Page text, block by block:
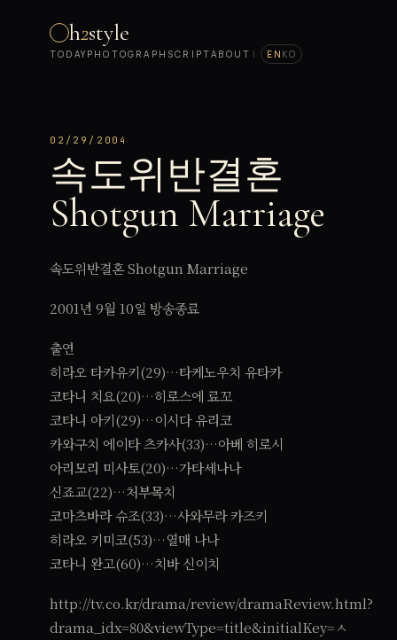
h2style
TODAY PHOTOGRAPH SCRIPTABOUT | EN KO
02/29/2004
속도위반결혼
Shotgun Marriage
속도위반결혼 Shotgun Marriage
2001년 9월 10일 방송종료
출연
히라오 타카유키(29)…타케노우치 유타카
코타니 치요(20)…히로스에 료꼬
코타니 아키(29)…이시다 유리코
카와구치 에이타 츠카사(33)…아베 히로시
아리모리 미사토(20)…가타세나나
신죠교(22)…처부목치
코마츠바라 슈조(33)…사와무라 카즈키
히라오 키미코(53)…열매 나나
코타니 완고(60)…치바 신이치
http://tv.co.kr/drama/review/dramaReview.html?
drama_idx=80&viewType=title&initialKey=ㅅ